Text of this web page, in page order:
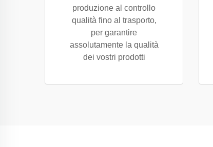
produzione al controllo
qualità fino al trasporto,
per garantire
assolutamente la qualità
dei vostri prodotti